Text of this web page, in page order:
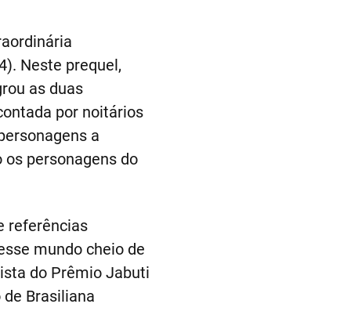
Neste prequel,
as duas
por noitários
a
personagens do
referências
mundo cheio de
do Prêmio Jabuti
Brasiliana